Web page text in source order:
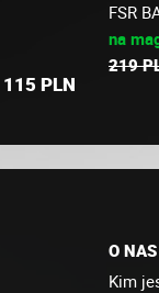
115 PLN
FSR
na
219
O NAS
Kim